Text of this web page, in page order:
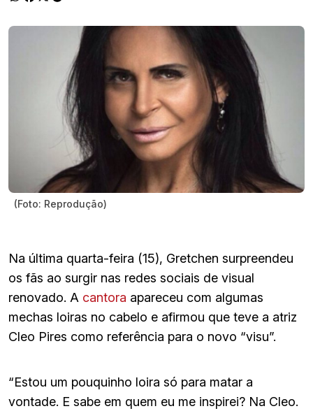
(Foto: Reprodução)
Na última quarta-feira (15), Gretchen surpreendeu
os fãs ao surgir nas redes sociais de visual
renovado. A cantora apareceu com algumas
mechas loiras no cabelo e afirmou que teve a atriz
Cleo Pires como referência para o novo “visu”.
“Estou um pouquinho loira só para matar a
vontade. E sabe em quem eu me inspirei? Na Cleo.